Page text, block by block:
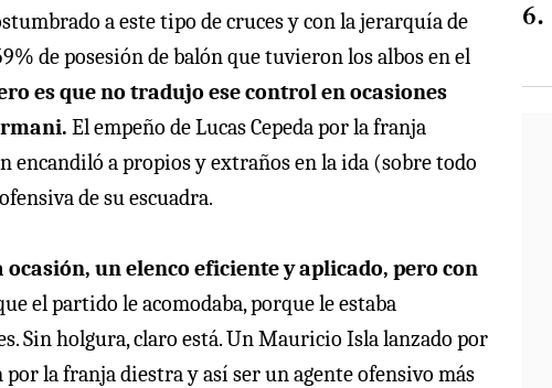
a este tipo de cruces y con la jerarquía de
de posesión de balón que tuvieron los albos en el
es que no tradujo ese control en ocasiones
El empeño de Lucas Cepeda por la franja
encandiló a propios y extraños en la ida (sobre todo
de su escuadra.
un elenco eficiente y aplicado, pero con
el partido le acomodaba, porque le estaba
Sin holgura, claro está. Un Mauricio Isla lanzado por
la franja diestra y así ser un agente ofensivo más
6.